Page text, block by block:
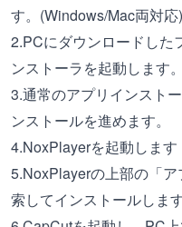
す。(Windows/Mac両対応)
2.PCにダウンロードした
ンストーラを起動します。
3.通常のアプリインスト
ンストールを進めます。
4.NoxPlayerを起動します
5.NoxPlayerの上部の「
索してインストールします